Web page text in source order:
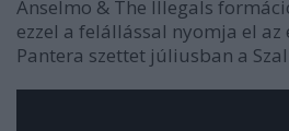
Anselmo & The Illegals
ezzel a felállással nyomja el az
Pantera szettet júliusban a